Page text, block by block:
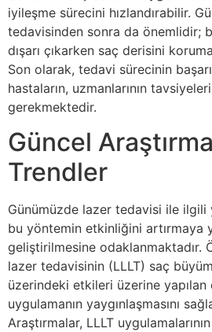
iyileşme sürecini hızlandırabilir.
tedavisinden sonra da önemlidir;
dışarı çıkarken saç derisini
Son olarak, tedavi sürecinin
hastaların, uzmanlarının
gerekmektedir.
Güncel
Trendler
Günümüzde lazer tedavisi ile ilgili
bu yöntemin etkinliğini artırmaya
geliştirilmesine odaklanmaktadır.
lazer tedavisinin (LLLT) saç
üzerindeki etkileri üzerine yapılan
uygulamanın yaygınlaşmasını
Araştırmalar, LLLT